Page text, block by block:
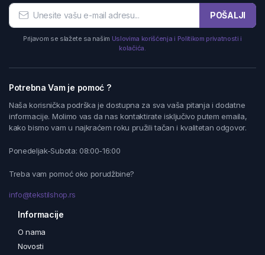
POŠALJI
Prijavom se slažete sa našim Uslovima korišćenja i Politikom privatnosti i
kolačića.
Potrebna Vam je pomoć ?
Naša korisnička podrška je dostupna za sva vaša pitanja i dodatne
informacije. Molimo vas da nas kontaktirate isključivo putem emaila,
kako bismo vam u najkraćem roku pružili tačan i kvalitetan odgovor.
Ponedeljak-Subota: 08:00-16:00
Treba vam pomoć oko porudžbine?
info@tekstilshop.rs
Informacije
O nama
Novosti